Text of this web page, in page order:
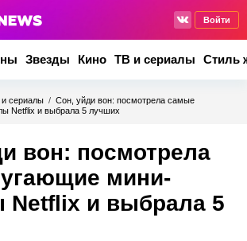
Войти
Звезды Кино ТВ и сериалы Стиль
сериалы / Сон, уйди вон: посмотрела самые
Netflix и выбрала 5 лучших
вон: посмотрела
мини-
Netflix и выбрала 5